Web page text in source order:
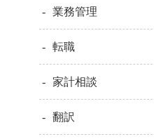
業務管理
転職
家計相談
翻訳